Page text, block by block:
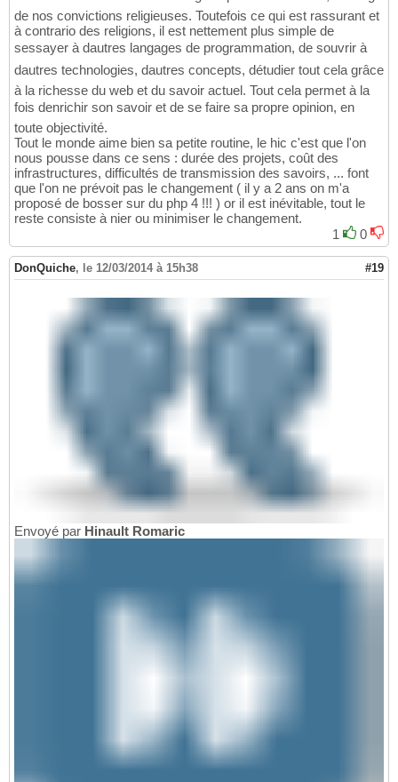
de nos convictions religieuses. Toutefois ce qui est rassurant et
à contrario des religions, il est nettement plus simple de
sessayer à dautres langages de programmation, de souvrir à
dautres technologies, dautres concepts, détudier tout cela grâce
à la richesse du web et du savoir actuel. Tout cela permet à la
fois denrichir son savoir et de se faire sa propre opinion, en
toute objectivité.
Tout le monde aime bien sa petite routine, le hic c'est que l'on
nous pousse dans ce sens : durée des projets, coût des
infrastructures, difficultés de transmission des savoirs, ... font
que l'on ne prévoit pas le changement ( il y a 2 ans on m'a
proposé de bosser sur du php 4 !!! ) or il est inévitable, tout le
reste consiste à nier ou minimiser le changement.
1
0
DonQuiche, le 12/03/2014 à 15h38 #19
Envoyé par Hinault Romaric